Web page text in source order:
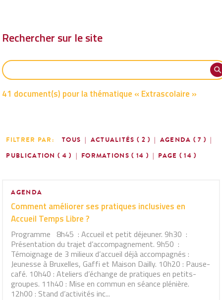
Rechercher sur le site
41 document(s) pour la thématique « Extrascolaire »
FILTRER PAR: TOUS | ACTUALITÉS ( 2 ) | AGENDA ( 7 ) |
PUBLICATION ( 4 ) | FORMATIONS ( 14 ) | PAGE ( 14 )
AGENDA
Comment améliorer ses pratiques inclusives en
Accueil Temps Libre ?
Programme 8h45 : Accueil et petit déjeuner. 9h30 :
Présentation du trajet d’accompagnement. 9h50 :
Témoignage de 3 milieux d’accueil déjà accompagnés :
Jeunesse à Bruxelles, Gaffi et Maison Dailly. 10h20 : Pause-
café. 10h40 : Ateliers d’échange de pratiques en petits-
groupes. 11h40 : Mise en commun en séance plénière.
12h00 : Stand d’activités inc...